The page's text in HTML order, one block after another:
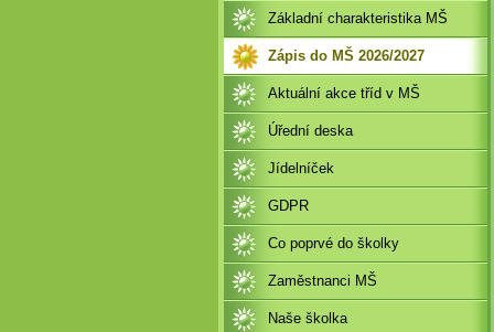
Základní charakteristika MŠ
Zápis do MŠ 2026/2027
Aktuální akce tříd v MŠ
Úřední deska
Jídelníček
GDPR
Co poprvé do školky
Zaměstnanci MŠ
Naše školka